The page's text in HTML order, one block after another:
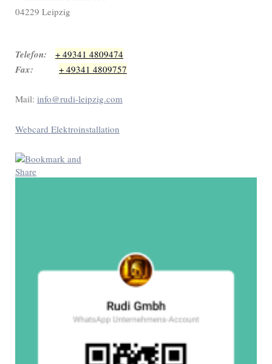
04229 Leipzig
Telefon: + 49341 4809474
Fax: + 49341 4809757
Mail: info@rudi-leipzig.com
Webcard Elektroinstallation